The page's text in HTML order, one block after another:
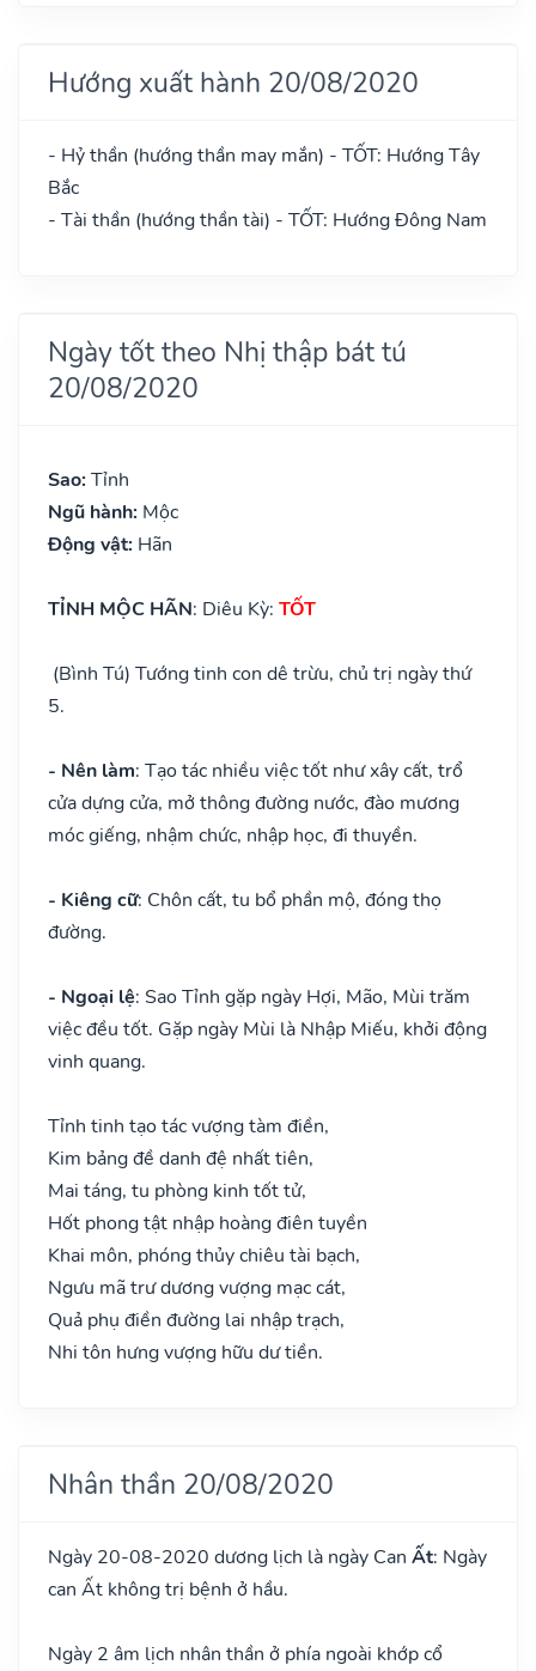
Hướng xuất hành 20/08/2020
- Hỷ thần (hướng thần may mắn) - TỐT: Hướng Tây
Bắc
- Tài thần (hướng thần tài) - TỐT: Hướng Đông Nam
Ngày tốt theo Nhị thập bát tú
20/08/2020
Sao: Tỉnh
Ngũ hành: Mộc
Động vật: Hãn
TỈNH MỘC HÃN: Diêu Kỳ: TỐT
(Bình Tú) Tướng tinh con dê trừu, chủ trị ngày thứ
5.
- Nên làm: Tạo tác nhiều việc tốt như xây cất, trổ
cửa dựng cửa, mở thông đường nước, đào mương
móc giếng, nhậm chức, nhập học, đi thuyền.
- Kiêng cữ: Chôn cất, tu bổ phần mộ, đóng thọ
đường.
- Ngoại lệ: Sao Tỉnh gặp ngày Hợi, Mão, Mùi trăm
việc đều tốt. Gặp ngày Mùi là Nhập Miếu, khởi động
vinh quang.
Tỉnh tinh tạo tác vượng tàm điền,
Kim bảng đề danh đệ nhất tiên,
Mai táng, tu phòng kinh tốt tử,
Hốt phong tật nhập hoàng điên tuyền
Khai môn, phóng thủy chiêu tài bạch,
Ngưu mã trư dương vượng mạc cát,
Quả phụ điền đường lai nhập trạch,
Nhi tôn hưng vượng hữu dư tiền.
Nhân thần 20/08/2020
Ngày 20-08-2020 dương lịch là ngày Can Ất: Ngày
can Ất không trị bệnh ở hầu.
Ngày 2 âm lịch nhân thần ở phía ngoài khớp cổ